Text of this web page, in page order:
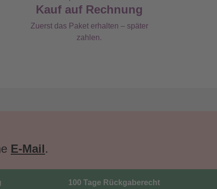
Kauf auf Rechnung
Zuerst das Paket erhalten – später
zahlen.
E-Mail.
100 Tage Rückgaberecht